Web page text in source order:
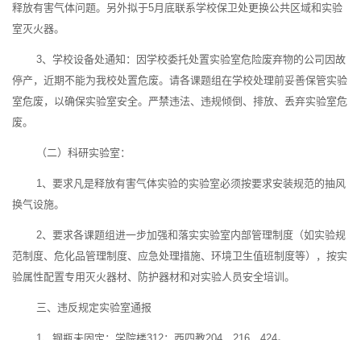
释放有害气体问题。另外拟于5月底联系学校保卫处更换公共区域和实验
室灭火器。
3、学校设备处通知：因学校委托处置实验室危险废弃物的公司因故
停产，近期不能为我校处置危废。请各课题组在学校处理前妥善保管实验
室危废，以确保实验室安全。严禁违法、违规倾倒、排放、丢弃实验室危
废。
（二）科研实验室：
1、要求凡是释放有害气体实验的实验室必须按要求安装规范的抽风
换气设施。
2、要求各课题组进一步加强和落实实验室内部管理制度（如实验规
范制度、危化品管理制度、应急处理措施、环境卫生值班制度等），按实
验属性配置专用灭火器材、防护器材和对实验人员安全培训。
三、违反规定实验室通报